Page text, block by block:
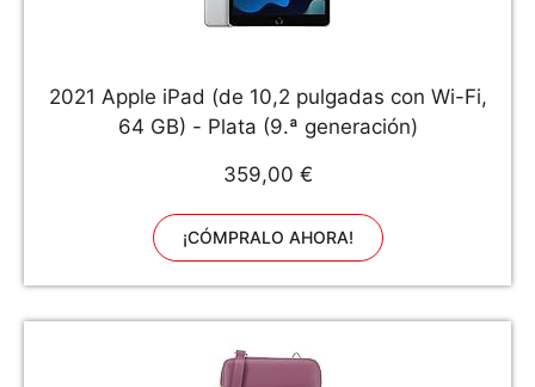
2021 Apple iPad (de 10,2 pulgadas con Wi-Fi,
64 GB) - Plata (9.ª generación)
359,00 €
¡CÓMPRALO AHORA!